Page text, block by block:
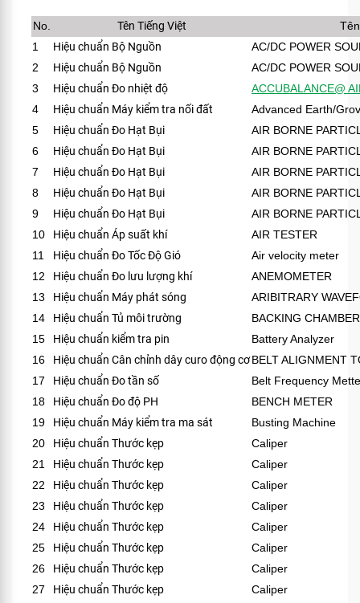
No. Tên Tiếng Việt
1
Hiệu chuẩn Bộ Nguồn
AC/DC POWER
2
Hiệu chuẩn Bộ Nguồn
AC/DC POWER
3
Hiệu chuẩn Đo nhiệt độ
ACCUBALANCE@
4
Hiệu chuẩn Máy kiểm tra nối đất
Advanced Earth/
5
Hiệu chuẩn Đo Hạt Bụi
AIR BORNE
6
Hiệu chuẩn Đo Hạt Bụi
AIR BORNE
7
Hiệu chuẩn Đo Hạt Bụi
AIR BORNE
8
Hiệu chuẩn Đo Hạt Bụi
AIR BORNE
9
Hiệu chuẩn Đo Hạt Bụi
AIR BORNE
10
Hiệu chuẩn Áp suất khí
AIR TESTER
11
Hiệu chuẩn Đo Tốc Độ Gió
Air velocity meter
12
Hiệu chuẩn Đo lưu lượng khí
ANEMOMETER
13
Hiệu chuẩn Máy phát sóng
ARIBITRARY
14
Hiệu chuẩn Tủ môi trường
BACKING CHAMBER
15
Hiệu chuẩn kiểm tra pin
Battery Analyzer
16
Hiệu chuẩn Cân chỉnh dây curo động cơBELT ALIGNMENT
17
Hiệu chuẩn Đo tần số
Belt Frequency
18
Hiệu chuẩn Đo độ PH
BENCH METER
19
Hiệu chuẩn Máy kiểm tra ma sát
Busting Machine
20
Hiệu chuẩn Thước kẹp
Caliper
21
Hiệu chuẩn Thước kẹp
Caliper
22
Hiệu chuẩn Thước kẹp
Caliper
23
Hiệu chuẩn Thước kẹp
Caliper
24
Hiệu chuẩn Thước kẹp
Caliper
25
Hiệu chuẩn Thước kẹp
Caliper
26
Hiệu chuẩn Thước kẹp
Caliper
27
Hiệu chuẩn Thước kẹp
Caliper